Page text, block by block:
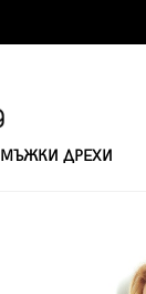
МЪЖКИ ДРЕХИ